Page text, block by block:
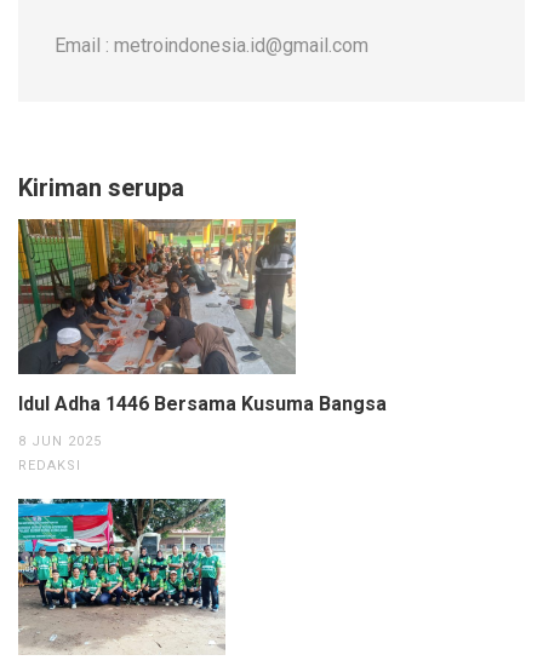
Email : metroindonesia.id@gmail.com
Kiriman serupa
Idul Adha 1446 Bersama Kusuma Bangsa
8 JUN 2025
REDAKSI